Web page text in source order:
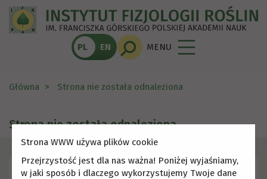
PL EN MENU
Główna Strona nie została odnaleziona
Strona nie została odnaleziona
Skorzystaj z menu, aby wybrać inną stronę.
Strona WWW używa plików cookie
Przejrzystość jest dla nas ważna! Poniżej wyjaśniamy,
w jaki sposób i dlaczego wykorzystujemy Twoje dane